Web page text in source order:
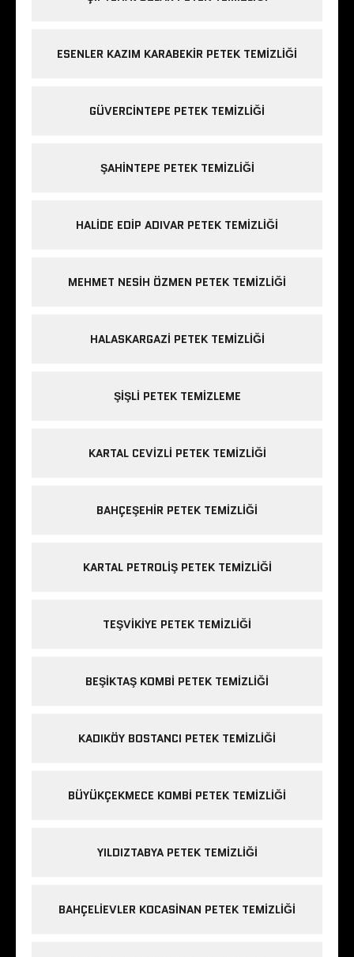
ESENLER KAZIM KARABEKIR PETEK TEMIZLIĞI
GÜVERCINTEPE PETEK TEMIZLIĞI
ŞAHINTEPE PETEK TEMIZLIĞI
HALIDE EDIP ADIVAR PETEK TEMIZLIĞI
MEHMET NESIH ÖZMEN PETEK TEMIZLIĞI
HALASKARGAZI PETEK TEMIZLIĞI
ŞIŞLI PETEK TEMIZLEME
KARTAL CEVIZLI PETEK TEMIZLIĞI
BAHÇEŞEHIR PETEK TEMIZLIĞI
KARTAL PETROLIŞ PETEK TEMIZLIĞI
TEŞVIKIYE PETEK TEMIZLIĞI
BEŞIKTAŞ KOMBI PETEK TEMIZLIĞI
KADIKÖY BOSTANCI PETEK TEMIZLIĞI
BÜYÜKÇEKMECE KOMBI PETEK TEMIZLIĞI
YILDIZTABYA PETEK TEMIZLIĞI
BAHÇELIEVLER KOCASINAN PETEK TEMIZLIĞI